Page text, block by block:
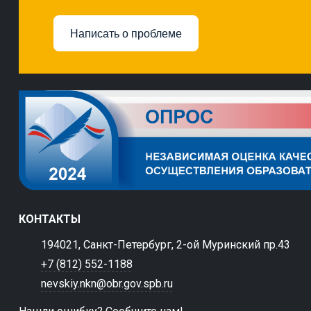
Написать о проблеме
КОНТАКТЫ
194021, Санкт-Петербург, 2-ой Муринский пр.43
+7 (812) 552-1188
nevskiy.nkn@obr.gov.spb.ru